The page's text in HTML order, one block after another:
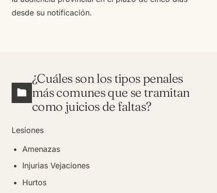
desde su notificación.
¿Cuáles son los tipos penales
más comunes que se tramitan
como juicios de faltas?
Lesiones
Amenazas
Injurias Vejaciones
Hurtos